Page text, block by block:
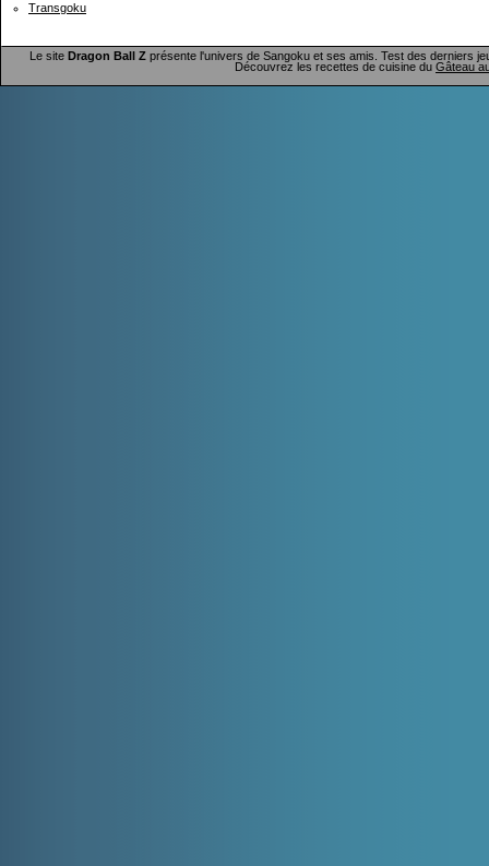
Transgoku
Le site Dragon Ball Zprésente l'univers de Sangoku et ses amis. Test des derniers
Découvrez les recettes de cuisine du Gâteau